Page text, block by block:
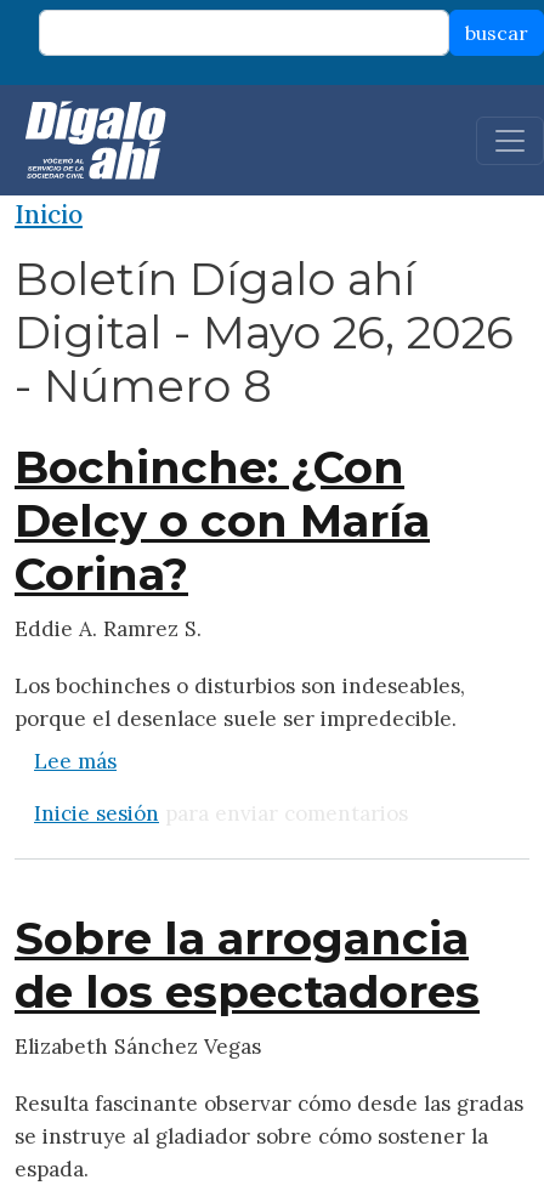
Pasar al contenido principal
buscar
Inicio
Boletín Dígalo ahí
Digital - Mayo 26, 2026
- Número 8
Bochinche: ¿Con
Delcy o con María
Corina?
Eddie A. Ramrez S.
Los bochinches o disturbios son indeseables,
porque el desenlace suele ser impredecible.
Lee mássobre Bochinche: ¿Con Delcy o con María
Inicie sesión para enviar comentarios
Sobre la arrogancia
de los espectadores
Elizabeth Sánchez Vegas
Resulta fascinante observar cómo desde las gradas
se instruye al gladiador sobre cómo sostener la
espada.